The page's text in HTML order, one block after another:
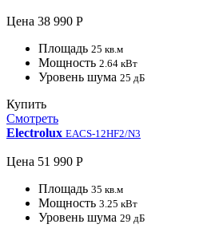
Цена 38 990 Р
Площадь 25 кв.м
Мощность 2.64 кВт
Уровень шума 25 дБ
Купить
Смотреть
Electrolux EACS-12HF2/N3
Цена 51 990 Р
Площадь 35 кв.м
Мощность 3.25 кВт
Уровень шума 29 дБ